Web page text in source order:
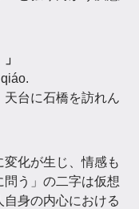
台に石橋を訪れん
化が生じ、情感も
う」の二字は仮想
身の内心における